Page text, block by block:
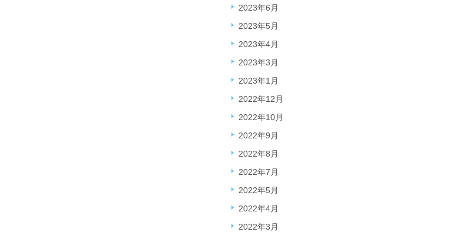
2023年6月
2023年5月
2023年4月
2023年3月
2023年1月
2022年12月
2022年10月
2022年9月
2022年8月
2022年7月
2022年5月
2022年4月
2022年3月